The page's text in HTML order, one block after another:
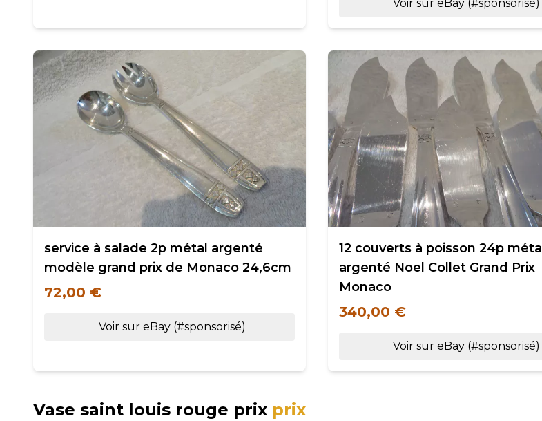
Voir sur eBay (#sponsorisé)
service à salade 2p métal argenté
modèle grand prix de Monaco 24,6cm
72,00 €
Voir sur eBay (#sponsorisé)
12 couverts à poisson 24p métal
argenté Noel Collet Grand Prix
Monaco
340,00 €
Voir sur eBay (#sponsorisé)
Vase saint louis rouge prix prix